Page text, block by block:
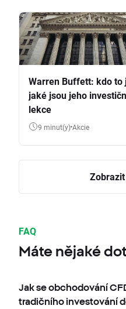
Warren Buffett: kdo to
jaké jsou jeho
lekce
9 minut(y) Akcie
FAQ
Máte nějaké
Jak se obchodování
tradičního investování